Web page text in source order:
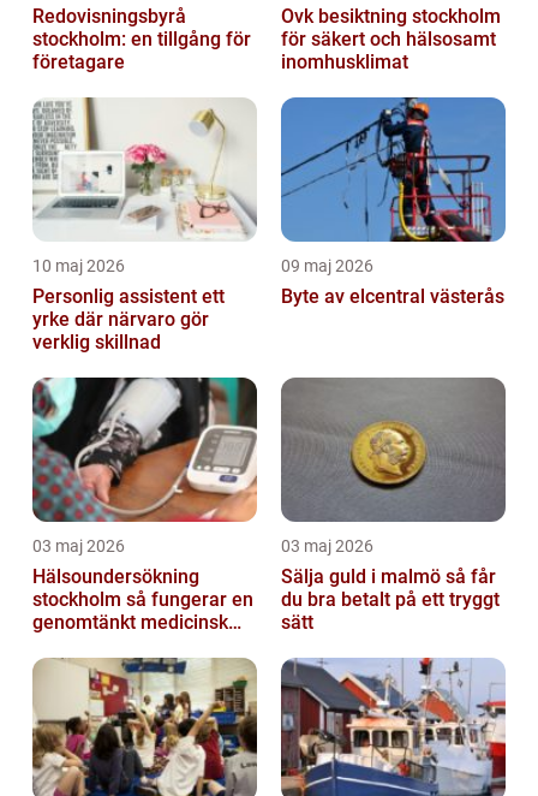
Redovisningsbyrå
stockholm: en tillgång för
företagare
Ovk besiktning stockholm
för säkert och hälsosamt
inomhusklimat
10 maj 2026
Personlig assistent ett
yrke där närvaro gör
verklig skillnad
09 maj 2026
Byte av elcentral västerås
03 maj 2026
Hälsoundersökning
stockholm så fungerar en
genomtänkt medicinsk
03 maj 2026
Sälja guld i malmö så får
du bra betalt på ett tryggt
sätt